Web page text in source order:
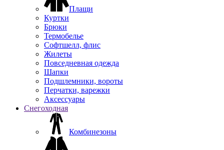
Плащи
Куртки
Брюки
Термобелье
Софтшелл, флис
Жилеты
Повседневная одежда
Шапки
Подшлемники, вороты
Перчатки, варежки
Аксессуары
Снегоходная
Комбинезоны